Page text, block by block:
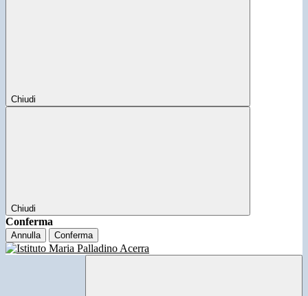
Chiudi
Chiudi
Conferma
Annulla Conferma